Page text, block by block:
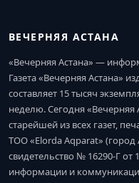
ВЕЧЕРНЯЯ АСТАНА
«Вечерняя Астана» —
Газета «Вечерняя Астана»
составляет 15 тысяч
неделю. Сегодня «Вечерняя
старейшей из всех газет,
ТОО «Elorda Aqparat» (город
свидетельство № 16290-Г от
информации и